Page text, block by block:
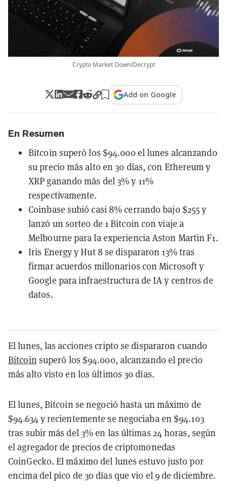
Crypto Market Down/Decrypt
Add on Google
En Resumen
Bitcoin superó los $94.000 el lunes alcanzando
su precio más alto en 30 días, con Ethereum y
XRP ganando más del 3% y 11%
respectivamente.
Coinbase subió casi 8% cerrando bajo $255 y
lanzó un sorteo de 1 Bitcoin con viaje a
Melbourne para la experiencia Aston Martin F1.
Iris Energy y Hut 8 se dispararon 13% tras
firmar acuerdos millonarios con Microsoft y
Google para infraestructura de IA y centros de
datos.
El lunes, las acciones cripto se dispararon cuando
Bitcoin superó los $94.000, alcanzando el precio
más alto visto en los últimos 30 días.
El lunes, Bitcoin se negoció hasta un máximo de
$94.634 y recientemente se negociaba en $94.103
tras subir más del 3% en las últimas 24 horas, según
el agregador de precios de criptomonedas
CoinGecko. El máximo del lunes estuvo justo por
encima del pico de 30 días que vio el 9 de diciembre.